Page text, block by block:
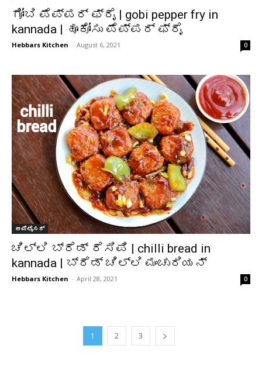
ಗೋಬಿ ಪೆಪ್ಪರ್ ಫ್ರೈ | gobi pepper fry in
kannada | ಹೂಕೋಸು ಪೆಪ್ಪರ್ ಫ್ರೈ
Hebbars Kitchen - August 6, 2021 0
ಅಪೆಟೈಸರ್
ಚಿಲ್ಲಿ ಬ್ರೆಡ್ ರೆಸಿಪಿ | chilli bread in
kannada | ಬ್ರೆಡ್ ಚಿಲ್ಲಿ ಮಂಚುರಿಯನ್
Hebbars Kitchen - April 28, 2021 0
1 2 3